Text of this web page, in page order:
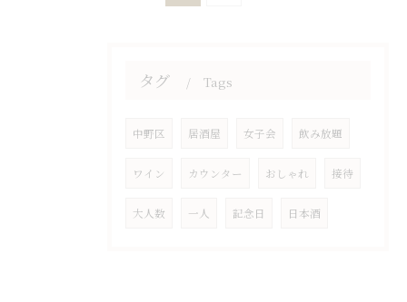
タグ Tags
中野区 居酒屋 女子会 飲み放題
ワイン カウンター おしゃれ 接待
大人数 一人 記念日 日本酒